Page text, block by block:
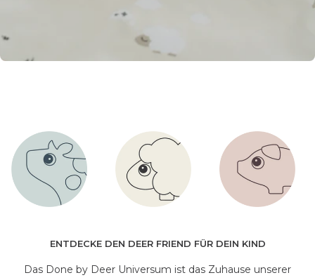
ENTDECKE DEN DEER FRIEND FÜR DEIN KIND
Das Done by Deer Universum ist das Zuhause unserer